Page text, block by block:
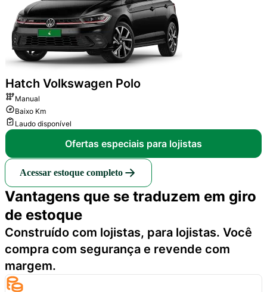
Hatch Volkswagen Polo
Manual
Baixo Km
Laudo disponível
Ofertas especiais para lojistas
Acessar estoque completo
Vantagens que se traduzem em giro
de estoque
Construído com lojistas, para lojistas. Você
compra com segurança e revende com
margem.